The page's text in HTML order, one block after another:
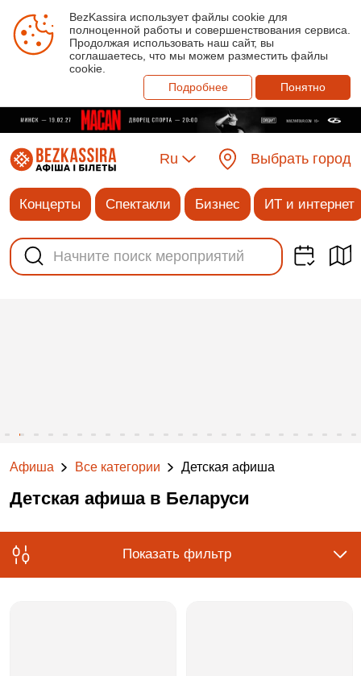
BezKassira использует файлы cookie для
полноценной работы и совершенствования сервиса.
Продолжая использовать наш сайт, вы
соглашаетесь, что мы можем разместить файлы
cookie.
Подробнее
Понятно
Ru Выбрать город
Концерты Спектакли Бизнес ИТ и интернет
Афиша Все категории Детская афиша
Детская афиша в Беларуси
Показать фильтр